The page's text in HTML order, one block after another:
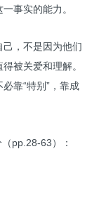
事实的能力。
，不是因为他们
被关爱和理解。
靠“特别”，靠成
pp.28-63）：